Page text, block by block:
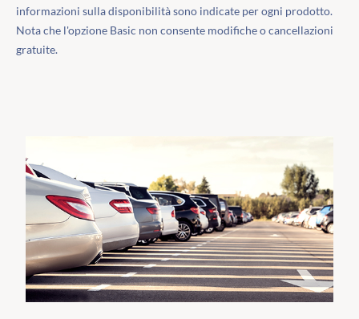
informazioni sulla disponibilità sono indicate per ogni prodotto.
Nota che l'opzione Basic non consente modifiche o cancellazioni
gratuite.